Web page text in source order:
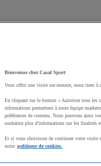
Bienvenue chez Casal Sport
Vous offrir une visite sur-mesure, nous tient à
En cliquant sur le bouton « Autoriser tous les
informations permettent à notre équipe
préférences de contenu. Nous pouvons ainsi
souhaitez plus d'informations sur les finalités
Et si vous choisissez de continuer votre visite
notre politique de cookies.